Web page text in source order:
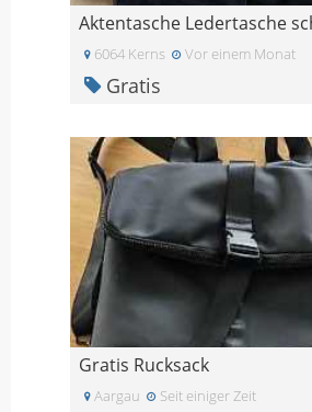
Aktentasche Ledertasche
6064 Kerns Vor einem Monat
Gratis
Gratis Rucksack
Aargau Seit einiger Zeit